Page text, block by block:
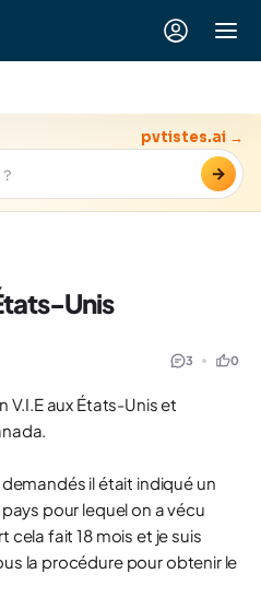
→
pvtistes.ai →
Unis
3 0
V.I.E aux États-Unis et
il était indiqué un
pour lequel on a vécu
cela fait 18 mois et je suis
la procédure pour obtenir le